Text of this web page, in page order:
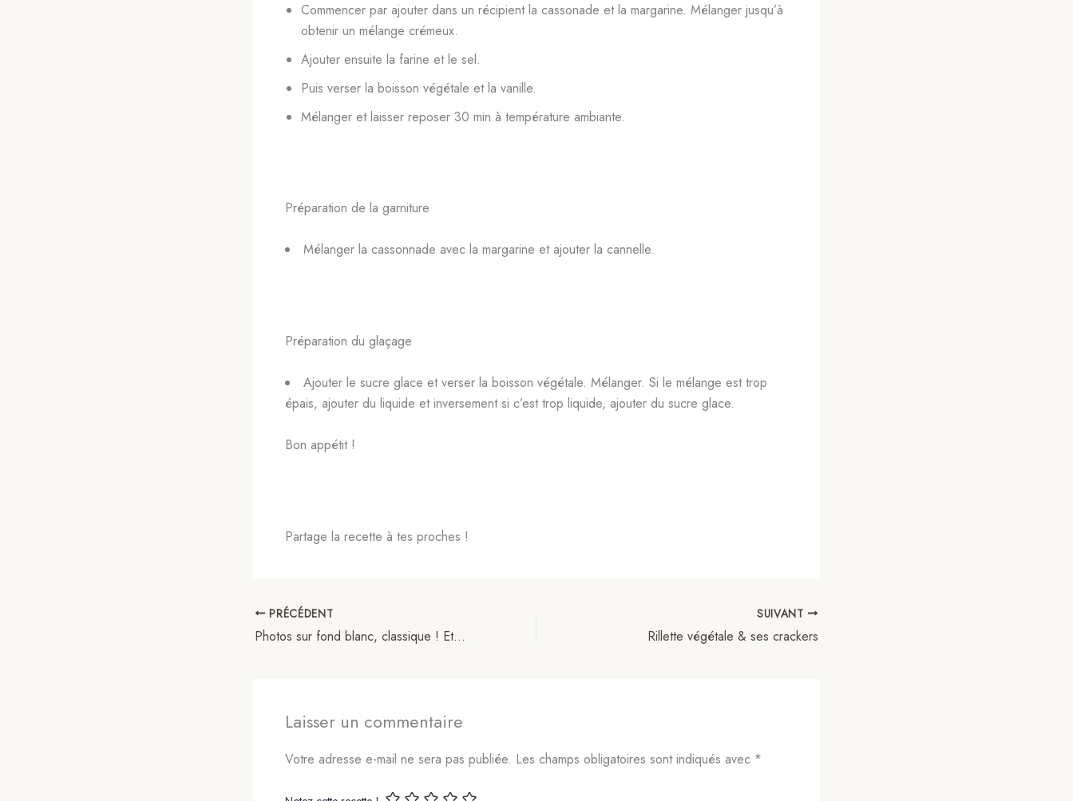
Commencer par ajouter dans un récipient la cassonade et la margarine. Mélanger jusqu’à
obtenir un mélange crémeux.
Ajouter ensuite la farine et le sel.
Puis verser la boisson végétale et la vanille.
Mélanger et laisser reposer 30 min à température ambiante.
Préparation de la garniture
Mélanger la cassonnade avec la margarine et ajouter la cannelle.
Préparation du glaçage
Ajouter le sucre glace et verser la boisson végétale. Mélanger. Si le mélange est trop
épais, ajouter du liquide et inversement si c’est trop liquide, ajouter du sucre glace.
Bon appétit !
Partage la recette à tes proches !
PRÉCÉDENT
Photos sur fond blanc, classique ! Et si tu te démarquais grâce à des photos avec une ambiance ?
SUIVANT
Rillette végétale & ses crackers
Laisser un commentaire
Votre adresse e-mail ne sera pas publiée. Les champs obligatoires sont indiqués avec *